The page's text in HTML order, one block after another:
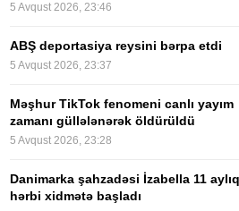
5 Avqust 2026, 23:46
ABŞ deportasiya reysini bərpa etdi
5 Avqust 2026, 23:37
Məşhur TikTok fenomeni canlı yayım
zamanı güllələnərək öldürüldü
5 Avqust 2026, 23:28
Danimarka şahzadəsi İzabella 11 aylıq
hərbi xidmətə başladı